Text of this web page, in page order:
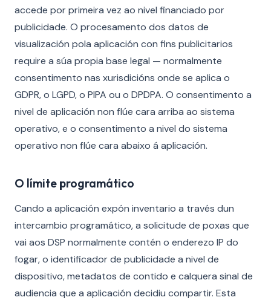
accede por primeira vez ao nivel financiado por
publicidade. O procesamento dos datos de
visualización pola aplicación con fins publicitarios
require a súa propia base legal — normalmente
consentimento nas xurisdicións onde se aplica o
GDPR, o LGPD, o PIPA ou o DPDPA. O consentimento a
nivel de aplicación non flúe cara arriba ao sistema
operativo, e o consentimento a nivel do sistema
operativo non flúe cara abaixo á aplicación.
O límite programático
Cando a aplicación expón inventario a través dun
intercambio programático, a solicitude de poxas que
vai aos DSP normalmente contén o enderezo IP do
fogar, o identificador de publicidade a nivel de
dispositivo, metadatos de contido e calquera sinal de
audiencia que a aplicación decidiu compartir. Esta